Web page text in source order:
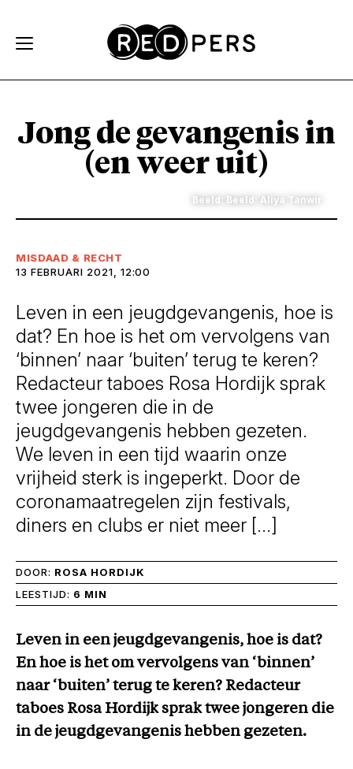
Jong de gevangenis in
(en weer uit)
Beeld: Beeld: Aliya Tanwir
MISDAAD & RECHT
13 FEBRUARI 2021, 12:00
Leven in een jeugdgevangenis, hoe is
dat? En hoe is het om vervolgens van
‘binnen’ naar ‘buiten’ terug te keren?
Redacteur taboes Rosa Hordijk sprak
twee jongeren die in de
jeugdgevangenis hebben gezeten.
We leven in een tijd waarin onze
vrijheid sterk is ingeperkt. Door de
coronamaatregelen zijn festivals,
diners en clubs er niet meer […]
DOOR: ROSA HORDIJK
LEESTIJD: 6 MIN
Leven in een jeugdgevangenis, hoe is dat?
En hoe is het om vervolgens van ‘binnen’
naar ‘buiten’ terug te keren? Redacteur
taboes Rosa Hordijk sprak twee jongeren die
in de jeugdgevangenis hebben gezeten.